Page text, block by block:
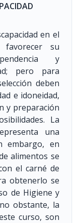
en el
su
y
pero para
deben
e idoneidad,
y preparación
La
una
embargo, en
alimentos se
el carné de
obtenerlo se
de Higiene y
obstante, la
curso, son